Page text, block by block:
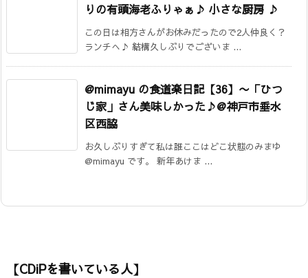
りの有頭海老ふりゃぁ♪ 小さな厨房 ♪
この日は相方さんがお休みだったので2人仲良く？
ランチへ♪ 結構久しぶりでございま ...
@mimayu の食道楽日記【36】〜「ひつ
じ家」さん美味しかった♪@神戸市垂水
区西脇
お久しぶりすぎて私は誰ここはどこ状態のみまゆ
@mimayu です。 新年あけま ...
【CDiPを書いている人】